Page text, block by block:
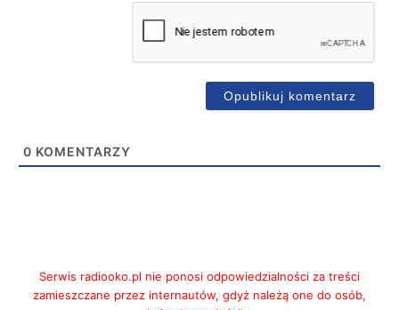
0 KOMENTARZY
Serwis radiooko.pl nie ponosi odpowiedzialności za treści
zamieszczane przez internautów, gdyż należą one do osób,